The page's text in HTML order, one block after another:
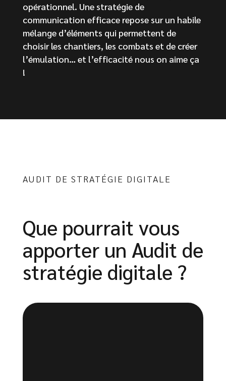
opérationnel. Une stratégie de
communication efficace repose sur un habile
mélange d’éléments qui permettent de
choisir les chantiers, les combats et de créer
l’émulation… et l’efficacité nous on aime ça
!
AUDIT DE STRATÉGIE DIGITALE
Que pourrait vous
apporter un Audit de
stratégie digitale ?